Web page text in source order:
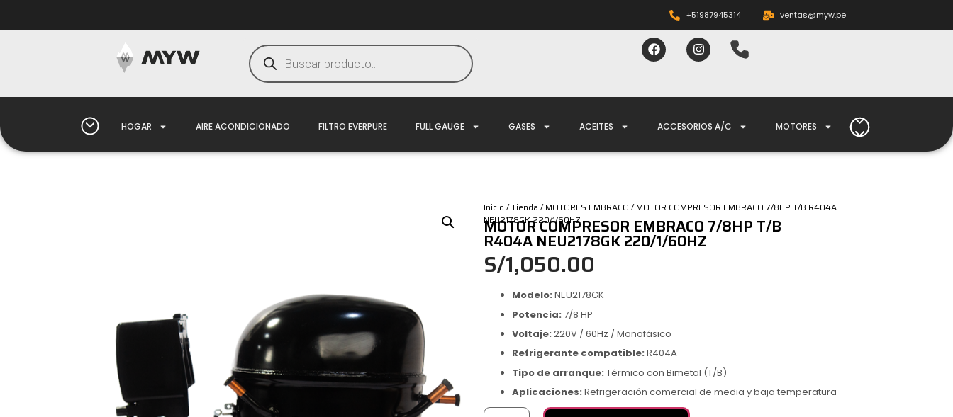
+51987945314 ventas@myw.pe
HOGAR AIRE ACONDICIONADO FILTRO EVERPURE FULL GAUGE GASES ACEITES ACCESORIOS A/C MOTORES
Inicio /Tienda /MOTORES EMBRACO / MOTOR COMPRESOR EMBRACO 7/8HP T/B R404A
NEU2178GK 220/1/60HZ
MOTOR COMPRESOR EMBRACO 7/8HP T/B
R404A NEU2178GK 220/1/60HZ
S/1,050.00
Modelo: NEU2178GK
Potencia: 7/8 HP
Voltaje: 220V / 60Hz / Monofásico
Refrigerante compatible: R404A
Tipo de arranque: Térmico con Bimetal (T/B)
Aplicaciones: Refrigeración comercial de media y baja temperatura